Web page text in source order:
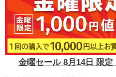
金曜セール 8月14日 限